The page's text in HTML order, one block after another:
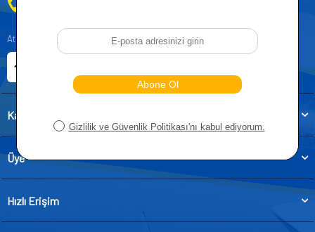
Atatürk, Kıraç Mevkii, Orhan Veli Cd. D:No:19, 34522 Esenyurt/İstanbul
Kategoriler
Üye
Hızlı Erişim